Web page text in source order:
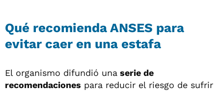
Qué recomienda ANSES para
evitar caer en una estafa
El organismo difundió una serie de
recomendaciones para reducir el riesgo de sufrir